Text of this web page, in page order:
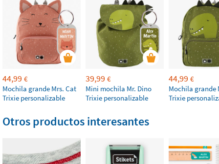
44,99 €
Mochila grande Mrs. Cat
Trixie personalizable
39,99 €
Mini mochila Mr. Dino
Trixie personalizable
44,99 €
Mochila grande
Trixie
Otros productos interesantes